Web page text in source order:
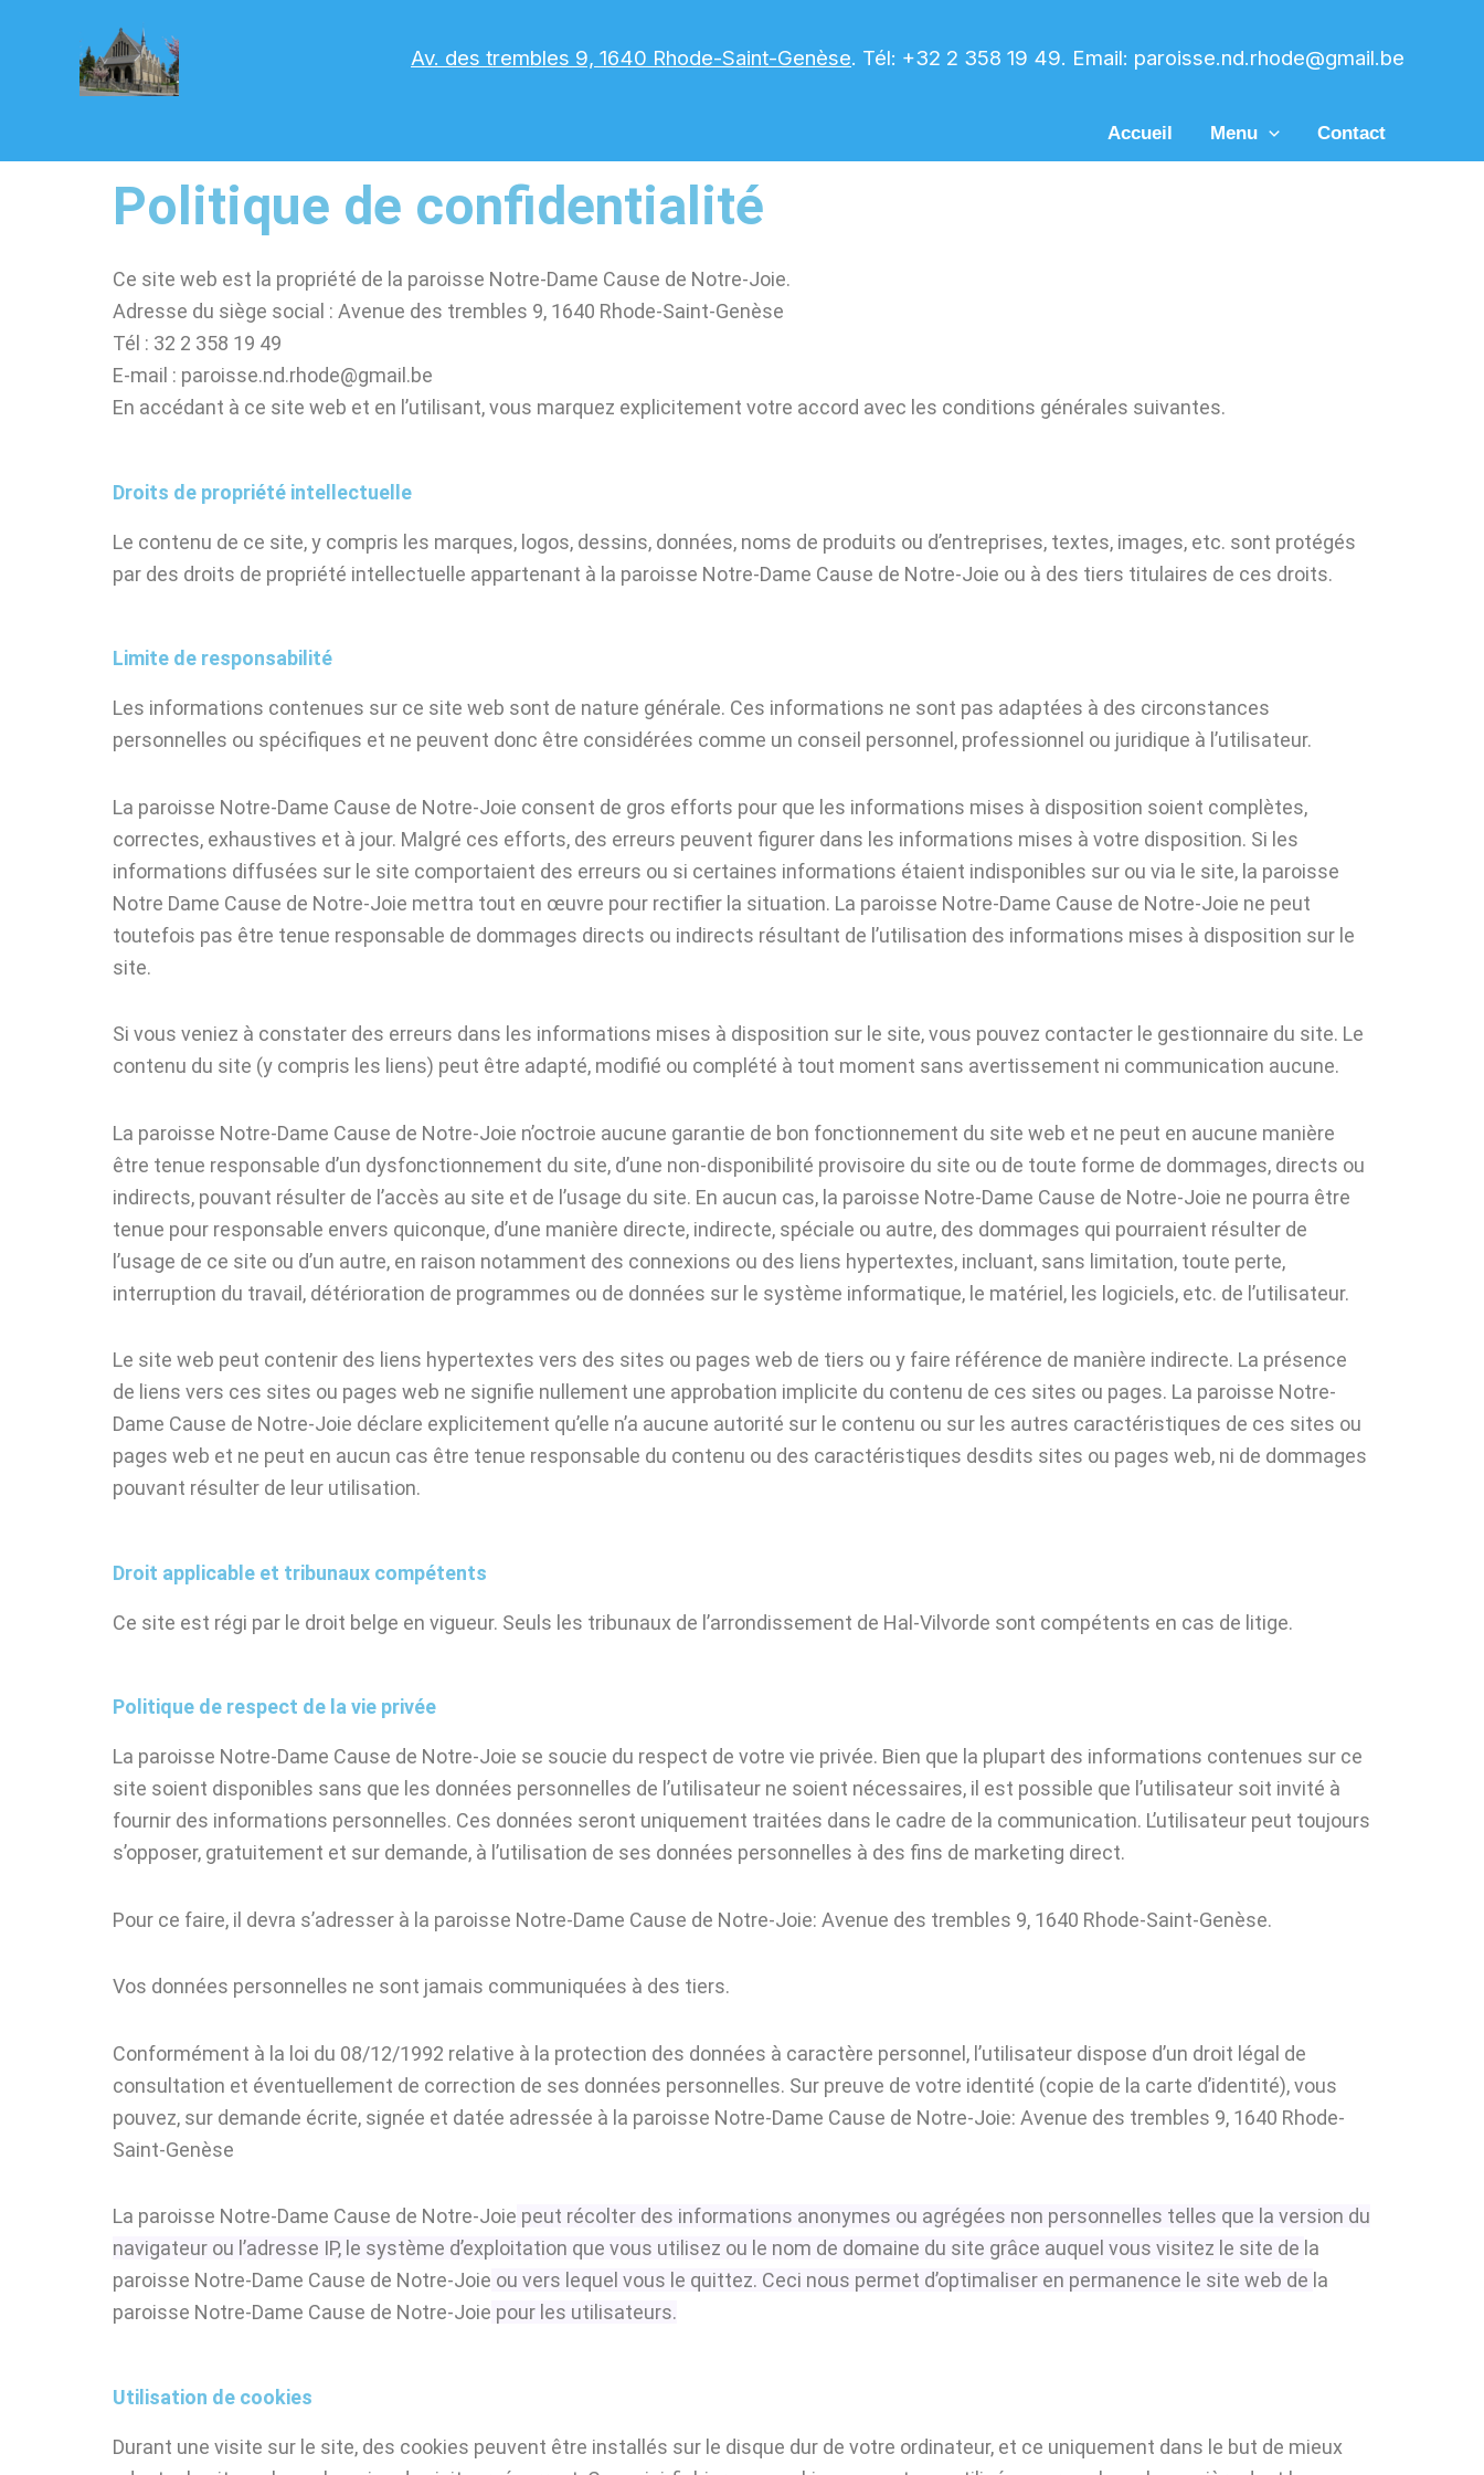
Av. des trembles 9, 1640 Rhode-Saint-Genèse. Tél: +32 2 358 19 49. Email: paroisse.nd.rhode@gmail.be
Accueil Menu Contact
Politique de confidentialité
Ce site web est la propriété de la paroisse Notre-Dame Cause de Notre-Joie.
Adresse du siège social : Avenue des trembles 9, 1640 Rhode-Saint-Genèse
Tél : 32 2 358 19 49
E-mail : paroisse.nd.rhode@gmail.be
En accédant à ce site web et en l’utilisant, vous marquez explicitement votre accord avec les conditions générales suivantes.
Droits de propriété intellectuelle
Le contenu de ce site, y compris les marques, logos, dessins, données, noms de produits ou d’entreprises, textes, images, etc. sont protégés
par des droits de propriété intellectuelle appartenant à la paroisse Notre-Dame Cause de Notre-Joie ou à des tiers titulaires de ces droits.
Limite de responsabilité
Les informations contenues sur ce site web sont de nature générale. Ces informations ne sont pas adaptées à des circonstances
personnelles ou spécifiques et ne peuvent donc être considérées comme un conseil personnel, professionnel ou juridique à l’utilisateur.
La paroisse Notre-Dame Cause de Notre-Joie consent de gros efforts pour que les informations mises à disposition soient complètes,
correctes, exhaustives et à jour. Malgré ces efforts, des erreurs peuvent figurer dans les informations mises à votre disposition. Si les
informations diffusées sur le site comportaient des erreurs ou si certaines informations étaient indisponibles sur ou via le site, la paroisse
Notre Dame Cause de Notre-Joie mettra tout en œuvre pour rectifier la situation. La paroisse Notre-Dame Cause de Notre-Joie ne peut
toutefois pas être tenue responsable de dommages directs ou indirects résultant de l’utilisation des informations mises à disposition sur le
site.
Si vous veniez à constater des erreurs dans les informations mises à disposition sur le site, vous pouvez contacter le gestionnaire du site. Le
contenu du site (y compris les liens) peut être adapté, modifié ou complété à tout moment sans avertissement ni communication aucune.
La paroisse Notre-Dame Cause de Notre-Joie n’octroie aucune garantie de bon fonctionnement du site web et ne peut en aucune manière
être tenue responsable d’un dysfonctionnement du site, d’une non-disponibilité provisoire du site ou de toute forme de dommages, directs ou
indirects, pouvant résulter de l’accès au site et de l’usage du site. En aucun cas, la paroisse Notre-Dame Cause de Notre-Joie ne pourra être
tenue pour responsable envers quiconque, d’une manière directe, indirecte, spéciale ou autre, des dommages qui pourraient résulter de
l’usage de ce site ou d’un autre, en raison notamment des connexions ou des liens hypertextes, incluant, sans limitation, toute perte,
interruption du travail, détérioration de programmes ou de données sur le système informatique, le matériel, les logiciels, etc. de l’utilisateur.
Le site web peut contenir des liens hypertextes vers des sites ou pages web de tiers ou y faire référence de manière indirecte. La présence
de liens vers ces sites ou pages web ne signifie nullement une approbation implicite du contenu de ces sites ou pages. La paroisse Notre-
Dame Cause de Notre-Joie déclare explicitement qu’elle n’a aucune autorité sur le contenu ou sur les autres caractéristiques de ces sites ou
pages web et ne peut en aucun cas être tenue responsable du contenu ou des caractéristiques desdits sites ou pages web, ni de dommages
pouvant résulter de leur utilisation.
Droit applicable et tribunaux compétents
Ce site est régi par le droit belge en vigueur. Seuls les tribunaux de l’arrondissement de Hal-Vilvorde sont compétents en cas de litige.
Politique de respect de la vie privée
La paroisse Notre-Dame Cause de Notre-Joie se soucie du respect de votre vie privée. Bien que la plupart des informations contenues sur ce
site soient disponibles sans que les données personnelles de l’utilisateur ne soient nécessaires, il est possible que l’utilisateur soit invité à
fournir des informations personnelles. Ces données seront uniquement traitées dans le cadre de la communication. L’utilisateur peut toujours
s’opposer, gratuitement et sur demande, à l’utilisation de ses données personnelles à des fins de marketing direct.
Pour ce faire, il devra s’adresser à la paroisse Notre-Dame Cause de Notre-Joie: Avenue des trembles 9, 1640 Rhode-Saint-Genèse.
Vos données personnelles ne sont jamais communiquées à des tiers.
Conformément à la loi du 08/12/1992 relative à la protection des données à caractère personnel, l’utilisateur dispose d’un droit légal de
consultation et éventuellement de correction de ses données personnelles. Sur preuve de votre identité (copie de la carte d’identité), vous
pouvez, sur demande écrite, signée et datée adressée à la paroisse Notre-Dame Cause de Notre-Joie: Avenue des trembles 9, 1640 Rhode-
Saint-Genèse
La paroisse Notre-Dame Cause de Notre-Joie peut récolter des informations anonymes ou agrégées non personnelles telles que la version du
navigateur ou l’adresse IP, le système d’exploitation que vous utilisez ou le nom de domaine du site grâce auquel vous visitez le site de la
paroisse Notre-Dame Cause de Notre-Joie ou vers lequel vous le quittez. Ceci nous permet d’optimaliser en permanence le site web de la
paroisse Notre-Dame Cause de Notre-Joie pour les utilisateurs.
Utilisation de cookies
Durant une visite sur le site, des cookies peuvent être installés sur le disque dur de votre ordinateur, et ce uniquement dans le but de mieux